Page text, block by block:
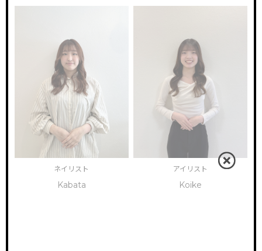
ネイリスト
Kabata
アイリスト
Koike